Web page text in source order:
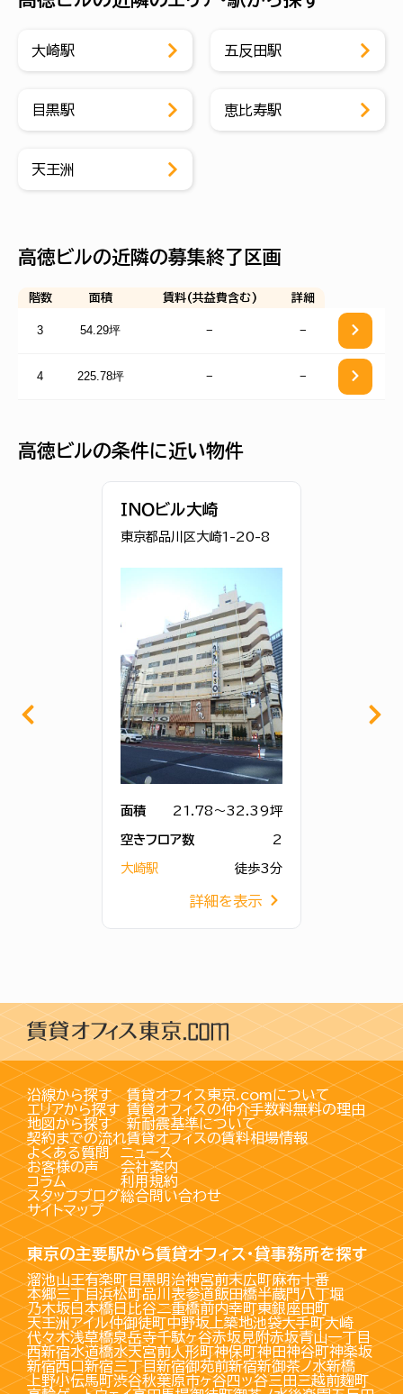
大崎駅 五反田駅
目黒駅 恵比寿駅
天王洲
高徳ビルの近隣の募集終了区画
階数 面積 賃料(共益費含む) 詳細
3 54.29坪 − −
4 225.78坪 − −
高徳ビルの条件に近い物件
ＩＮＯビル大崎
東京都品川区大崎1-20-8
面積 21.78～32.39坪
空きフロア数 2
大崎駅 徒歩3分
詳細を表示
沿線から探す
エリアから探す
地図から探す
契約までの流れ
賃貸オフィス東京.comについて
賃貸オフィスの仲介手数料無料の理由
新耐震基準について
賃貸オフィスの賃料相場情報
よくある質問
お客様の声
コラム
スタッフブログ
サイトマップ
ニュース
会社案内
利用規約
総合問い合わせ
東京の主要駅から賃貸オフィス・貸事務所を探す
溜池山王有楽町目黒明治神宮前末広町麻布十番
本郷三丁目浜松町品川 表参道飯田橋半蔵門八丁堀
乃木坂日本橋日比谷二重橋前内幸町東銀座田町
天王洲アイル仲御徒町中野坂上築地池袋大手町大崎
代々木浅草橋泉岳寺千駄ヶ谷赤坂見附赤坂青山一丁目
西新宿水道橋水天宮前人形町神保町神田神谷町神楽坂
新宿西口新宿三丁目新宿御苑前新宿新御茶ノ水新橋
上野小伝馬町渋谷秋葉原市ヶ谷四ッ谷三田三越前麹町